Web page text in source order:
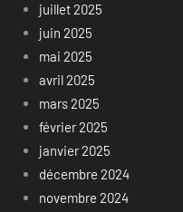
juillet 2025
juin 2025
mai 2025
avril 2025
mars 2025
février 2025
janvier 2025
décembre 2024
novembre 2024